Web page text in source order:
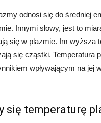
odnosi się do średniej
Innymi słowy, jest to
się w plazmie. Im wyższa
się cząstki. Temperatura
wpływającym na jej
się temperaturę